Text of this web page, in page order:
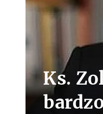
Ks.